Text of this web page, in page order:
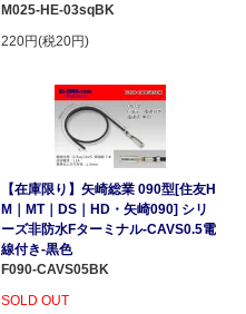
M025-HE-03sqBK
220円(税20円)
【在庫限り】矢崎総業 090型[住友H
M｜MT｜DS｜HD・矢崎090] シリ
ーズ非防水Fターミナル-CAVS0.5電
線付き-黒色
F090-CAVS05BK
SOLD OUT